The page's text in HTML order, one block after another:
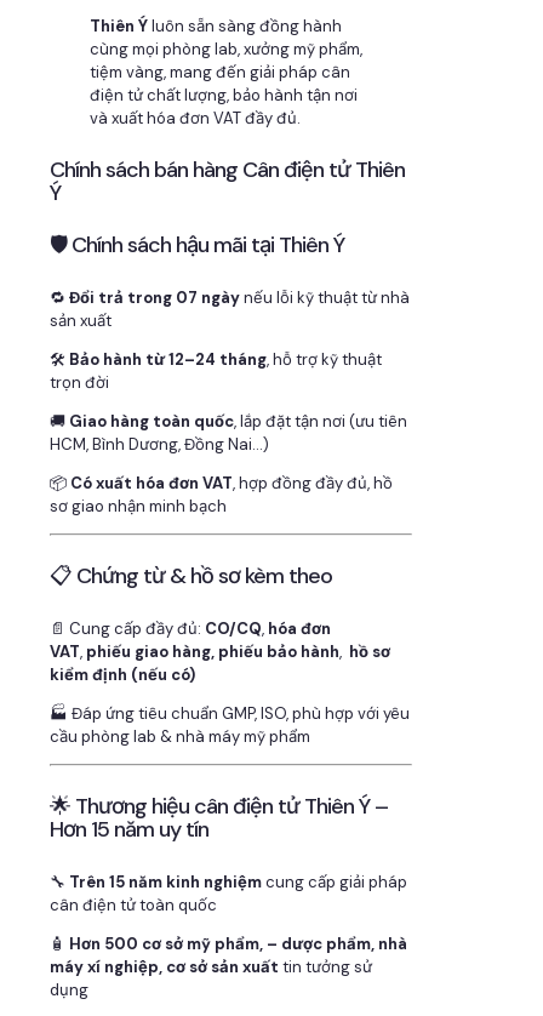
Thiên Ýluôn sẵn sàng đồng hành
cùng mọi phòng lab, xưởng mỹ phẩm,
tiệm vàng, mang đến giải pháp cân
điện tử chất lượng, bảo hành tận nơi
và xuất hóa đơn VAT đầy đủ.
Chính sách bán hàng Cân điện tử Thiên
Ý
🛡 Chính sách hậu mãi tại Thiên Ý
🔁 Đổi trả trong 07 ngàynếu lỗi kỹ thuật từ nhà
sản xuất
🛠 Bảo hành từ 12–24 tháng, hỗ trợ kỹ thuật
trọn đời
🚚 Giao hàng toàn quốc, lắp đặt tận nơi (ưu tiên
HCM, Bình Dương, Đồng Nai…)
📦 Có xuất hóa đơn VAT, hợp đồng đầy đủ, hồ
sơ giao nhận minh bạch
📋 Chứng từ & hồ sơ kèm theo
📄 Cung cấp đầy đủ: CO/CQ, hóa đơn
VAT, phiếu giao hàng, phiếu bảo hành, hồ sơ
kiểm định (nếu có)
🏭 Đáp ứng tiêu chuẩn GMP, ISO, phù hợp với yêu
cầu phòng lab & nhà máy mỹ phẩm
🌟 Thương hiệu cân điện tử Thiên Ý –
Hơn 15 năm uy tín
🔧 Trên 15 năm kinh nghiệmcung cấp giải pháp
cân điện tử toàn quốc
🧴 Hơn 500 cơ sở mỹ phẩm, – dược phẩm, nhà
máy xí nghiệp, cơ sở sản xuất tin tưởng sử
dụng